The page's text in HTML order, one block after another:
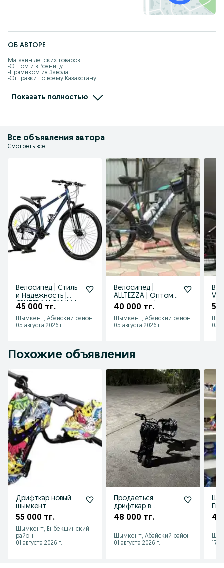
ОБ АВТОРЕ
Магазин детских товаров
-Оптом и в Розницу
-Прямиком из Завода
-Отправки по всему Казахстану
-Без выходных с 10:00-22:00
-Доставка по городу Шымкент бесплатно
Показать полностью
Все объявления автора
Смотреть все
Велосипед | Стиль
и Надежность |
CRUZER MAGNUM |
45 000 тг.
Шымкент, Абайский район
05 августа 2026 г.
Велосипед |
ALLTEZZA | Оптом
И в Розницу | ХИТ
40 000 тг.
Шымкент, Абайский район
05 августа 2026 г.
55
05
Похожие объявления
Дрифткар новый
шымкент
55 000 тг.
Шымкент, Енбекшинский
район
01 августа 2026 г.
Продаеться
дрифткар в
идеальном
48 000 тг.
Шымкент, Абайский район
01 августа 2026 г.
49
17